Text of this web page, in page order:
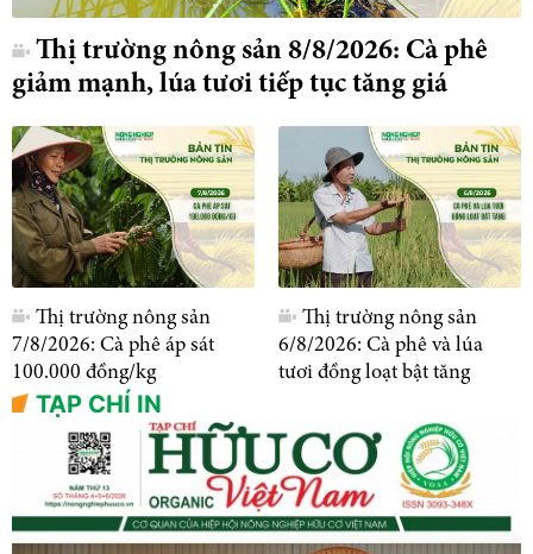
Thị trường nông sản 8/8/2026: Cà phê
giảm mạnh, lúa tươi tiếp tục tăng giá
Thị trường nông sản
7/8/2026: Cà phê áp sát
100.000 đồng/kg
Thị trường nông sản
6/8/2026: Cà phê và lúa
tươi đồng loạt bật tăng
TẠP CHÍ IN